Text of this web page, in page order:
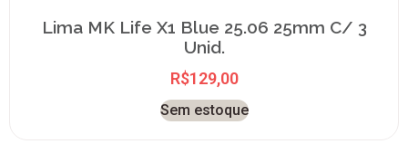
Lima MK Life X1 Blue 25.06 25mm C/ 3
Unid.
R$129,00
Sem estoque